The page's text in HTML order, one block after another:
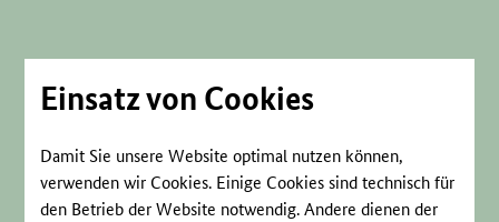
Einsatz von Cookies
Damit Sie unsere Website optimal nutzen können,
verwenden wir Cookies. Einige Cookies sind technisch für
den Betrieb der Website notwendig. Andere dienen der